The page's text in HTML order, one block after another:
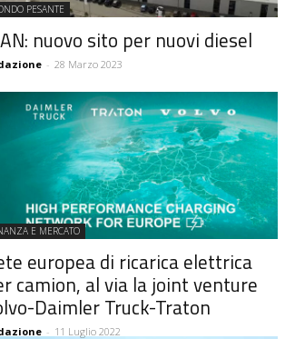
PESANTE
nuovo sito per nuovi diesel
- 28 Marzo 2023
E MERCATO
europea di ricarica elettrica
camion, al via la joint venture
Daimler Truck-Traton
- 11 Luglio 2022